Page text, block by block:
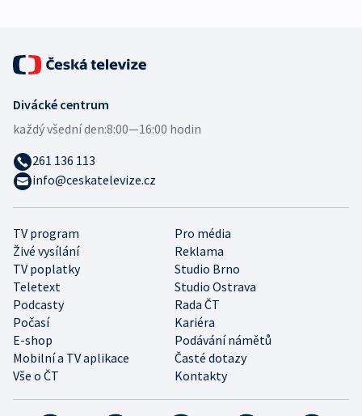
TV program
Pro média
Živé vysílání
Reklama
TV poplatky
Studio Brno
Teletext
Studio Ostrava
Podcasty
Rada ČT
Počasí
Kariéra
E-shop
Podávání námětů
Mobilní a TV aplikace
Časté dotazy
Vše o ČT
Kontakty
Divácké centrum
každý všední den:8:00—16:00 hodin
261 136 113
info@ceskatelevize.cz